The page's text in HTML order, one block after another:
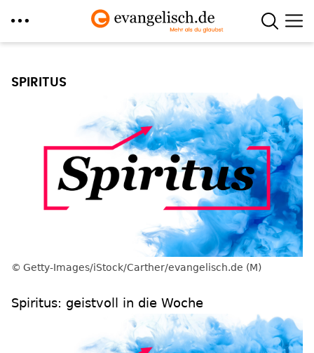
Inhalt
SPIRITUS
Getty-Images/iStock/Carther/evangelisch.de (M)
Spiritus: geistvoll in die Woche